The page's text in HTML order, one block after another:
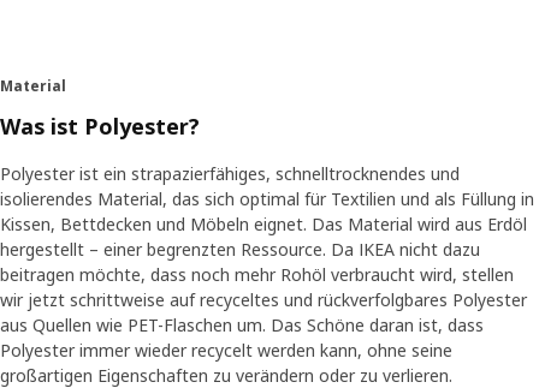
Material
Was ist Polyester?
Polyester ist ein strapazierfähiges, schnelltrocknendes und
isolierendes Material, das sich optimal für Textilien und als Füllung in
Kissen, Bettdecken und Möbeln eignet. Das Material wird aus Erdöl
hergestellt – einer begrenzten Ressource. Da IKEA nicht dazu
beitragen möchte, dass noch mehr Rohöl verbraucht wird, stellen
wir jetzt schrittweise auf recyceltes und rückverfolgbares Polyester
aus Quellen wie PET-Flaschen um. Das Schöne daran ist, dass
Polyester immer wieder recycelt werden kann, ohne seine
großartigen Eigenschaften zu verändern oder zu verlieren.